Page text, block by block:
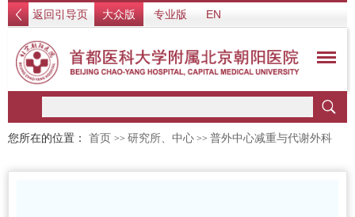
返回引导页 大众版 专业版 EN
您所在的位置： 首页 >> 研究所、中心 >> 普外中心减重与代谢外科